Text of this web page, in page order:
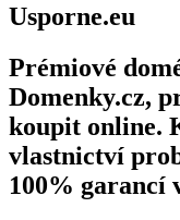
Usporne.eu
Prémiové
Domenky.cz,
koupit online.
vlastnictví
100% garancí